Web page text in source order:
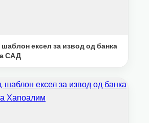
ексел за извод од банка
САД